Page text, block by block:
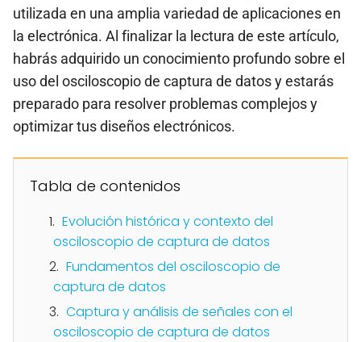
utilizada en una amplia variedad de aplicaciones en
la electrónica. Al finalizar la lectura de este artículo,
habrás adquirido un conocimiento profundo sobre el
uso del osciloscopio de captura de datos y estarás
preparado para resolver problemas complejos y
optimizar tus diseños electrónicos.
Tabla de contenidos
Evolución histórica y contexto del
osciloscopio de captura de datos
Fundamentos del osciloscopio de
captura de datos
Captura y análisis de señales con el
osciloscopio de captura de datos